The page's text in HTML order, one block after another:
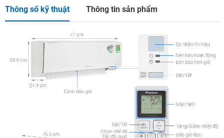
Thông số kỹ thuật Thông tin sản phẩm